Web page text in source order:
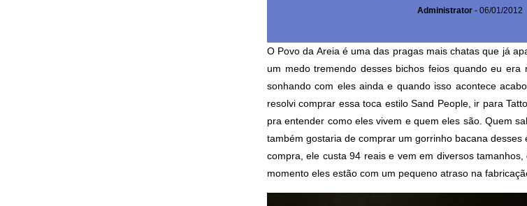
Administrator- 06/01/2012
O Povo da Areia é uma das pragas mais chatas que já
um medo tremendo desses bichos feios quando eu era
sonhando com eles ainda e quando isso acontece
resolvi comprar essa toca estilo Sand People, ir para
pra entender como eles vivem e quem eles são. Quem
também gostaria de comprar um gorrinho bacana desses
compra , ele custa 94 reais e vem em diversos
momento eles estão com um pequeno atraso na